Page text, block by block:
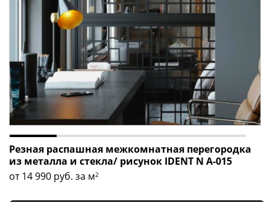
Резная распашная межкомнатная перегородка
из металла и стекла/ рисунок IDENT N A-015
от 14 990 руб. за м2